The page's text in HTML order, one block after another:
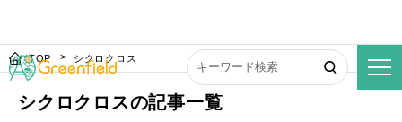
TOP シクロクロス
シクロクロスの記事一覧